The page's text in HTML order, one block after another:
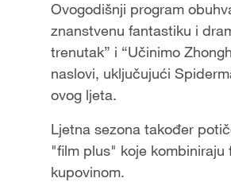
Ovogodišnji program
znanstvenu fantastiku i
trenutak” i “Učinimo
naslovi, uključujući
ovog ljeta.
Ljetna sezona također
"film plus" koje
kupovinom.